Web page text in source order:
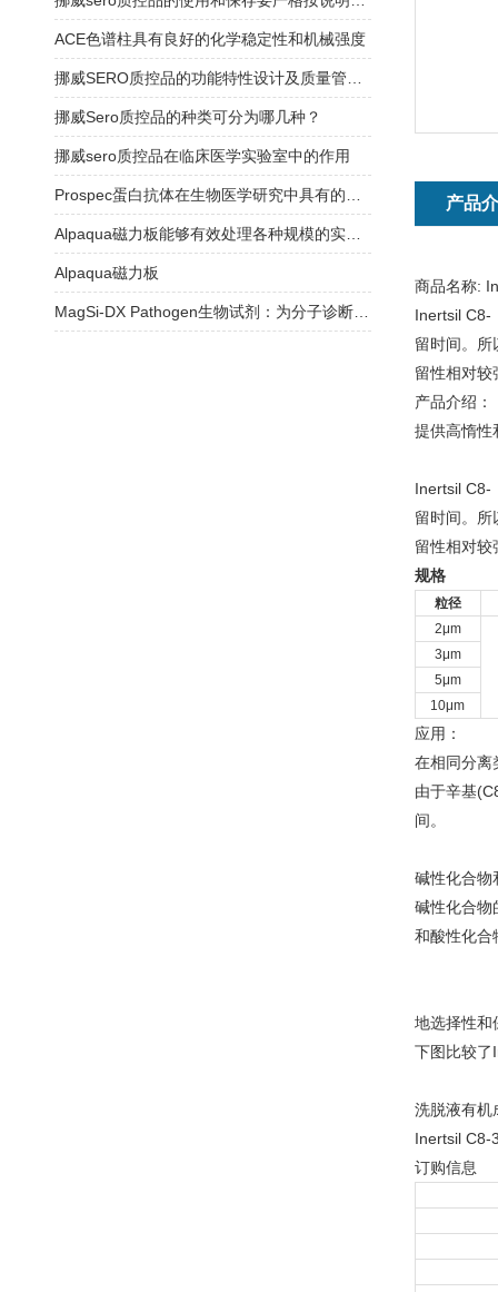
产品
商品名称:
Inertsil C8-
留时间。
留性相对较
产品介绍：
提供高惰性
Inertsil C8-
留时间。
留性相对较
规格
粒径
2μm
3μm
5μm
10μm
应用：
在相同分离
由于辛基
间。
碱性化合物
碱性化合物
和酸性化合
地选择性和
下图比较了
洗脱液有机
Inertsil C8-
订购信息
ACE色谱柱具有良好的化学稳定性和机械强度
挪威Sero质控品的种类可分为哪几种？
挪威sero质控品在临床医学实验室中的作用
Alpaqua磁力板